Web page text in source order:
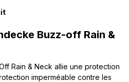
Buzz-off Rain &
Rain & Neck allie une protection
imperméable contre les